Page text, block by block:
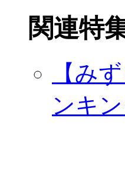
関連特
【み
ンキ